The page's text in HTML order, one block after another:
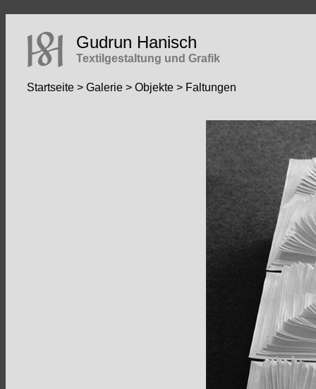
Gudrun Hanisch
Textilgestaltung und Grafik
Startseite > Galerie > Objekte > Faltungen